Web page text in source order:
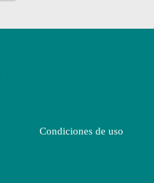
Condiciones de uso